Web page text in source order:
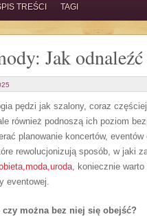
TREŚCI TAGI
Jak
pędzi jak szalony, coraz
również podnoszą ich poziom
planowanie koncertów,
rewolucjonizują sposób, w jaki
, koniecznie
eventowej.
można bez niej się obejść?